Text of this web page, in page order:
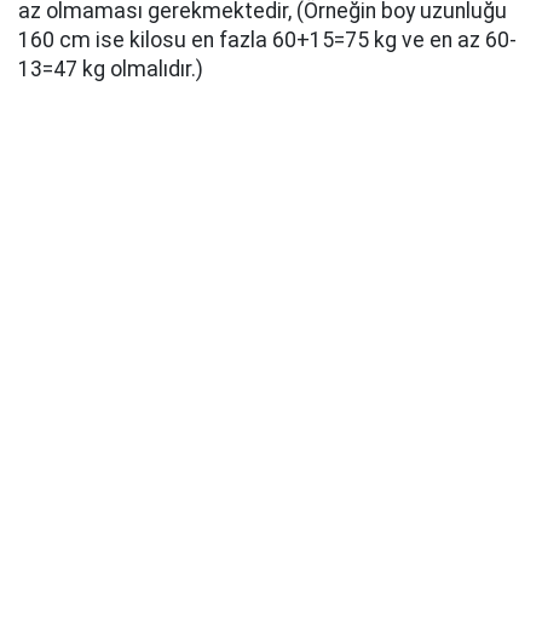
az olmaması gerekmektedir, (Örneğin boy uzunluğu
160 cm ise kilosu en fazla 60+15=75 kg ve en az 60-
13=47 kg olmalıdır.)